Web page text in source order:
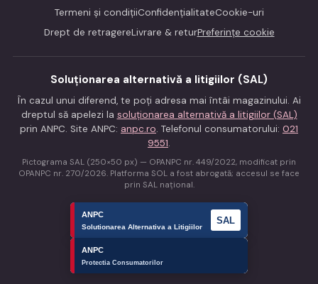
Termeni și condițiiConfidențialitateCookie-uri
Drept de retragereLivrare & returPreferințe cookie
Soluționarea alternativă a litigiilor (SAL)
În cazul unui diferend, te poți adresa mai întâi magazinului. Ai
dreptul să apelezi la soluționarea alternativă a litigiilor (SAL)
prin ANPC. Site ANPC: anpc.ro. Telefonul consumatorului: 021
9551.
Pictograma SAL (250×50 px) — OPANPC nr. 449/2022, modificat prin
OPANPC nr. 270/2026. Platforma SOL a fost abrogată; accesul se face
prin SAL național.